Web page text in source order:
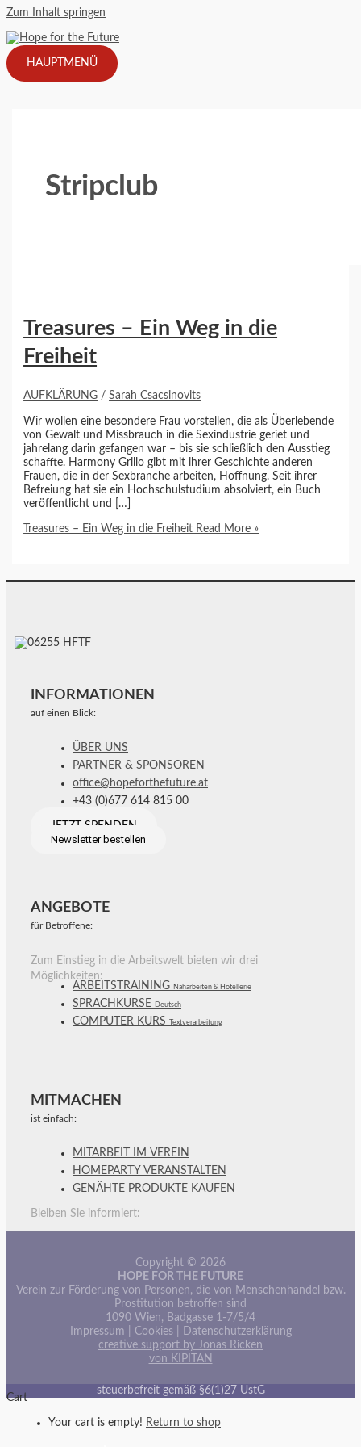
Zum Inhalt springen
HAUPTMENÜ
Stripclub
Treasures – Ein Weg in die
Freiheit
AUFKLÄRUNG /Sarah Csacsinovits
Wir wollen eine besondere Frau vorstellen, die als Überlebende
von Gewalt und Missbrauch in die Sexindustrie geriet und
jahrelang darin gefangen war – bis sie schließlich den Ausstieg
schaffte. Harmony Grillo gibt mit ihrer Geschichte anderen
Frauen, die in der Sexbranche arbeiten, Hoffnung. Seit ihrer
Befreiung hat sie ein Hochschulstudium absolviert, ein Buch
veröffentlicht und […]
Treasures – Ein Weg in die Freiheit Read More »
INFORMATIONEN
auf einen Blick:
ÜBER UNS
PARTNER & SPONSOREN
office@hopeforthefuture.at
+43 (0)677 614 815 00
JETZT SPENDEN
Newsletter bestellen
ANGEBOTE
für Betroffene:
Zum Einstieg in die Arbeitswelt bieten wir drei
Möglichkeiten:
ARBEITSTRAINING Näharbeiten & Hotellerie
SPRACHKURSE Deutsch
COMPUTER KURS Textverarbeitung
MITMACHEN
ist einfach:
MITARBEIT IM VEREIN
HOMEPARTY VERANSTALTEN
GENÄHTE PRODUKTE KAUFEN
Bleiben Sie informiert:
Copyright © 2026
HOPE FOR THE FUTURE
Verein zur Förderung von Personen, die von Menschenhandel bzw.
Prostitution betroffen sind
1090 Wien, Badgasse 1-7/5/4
Impressum
Cookies|
Datenschutzerklärung
creative support by Jonas Ricken
von KIPITAN
steuerbefreit gemäß §6(1)27 UstG
Cart
Your cart is empty! Return to shop